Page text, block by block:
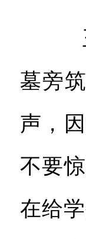
王
墓旁
声，
不要
在给